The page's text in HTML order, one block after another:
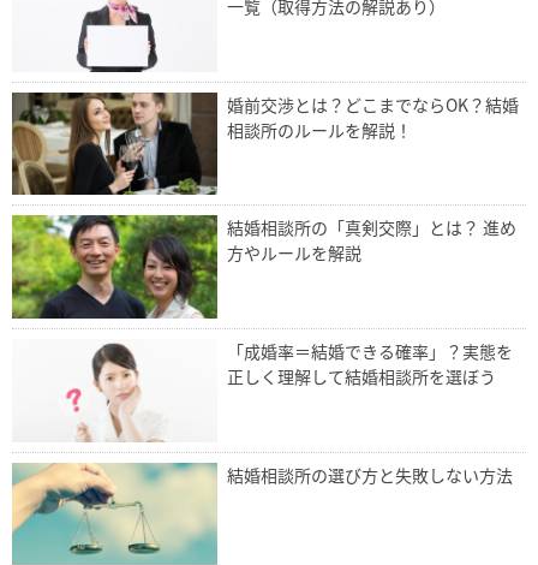
一覧（取得方法の解説あり）
婚前交渉とは？どこまでならOK？結婚
相談所のルールを解説！
結婚相談所の「真剣交際」とは？ 進め
方やルールを解説
「成婚率＝結婚できる確率」？実態を
正しく理解して結婚相談所を選ぼう
結婚相談所の選び方と失敗しない方法